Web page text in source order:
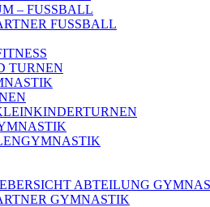
– FUSSBALL
FUSSBALL
TURNEN
ABTEILUNG
GYMNASTIK